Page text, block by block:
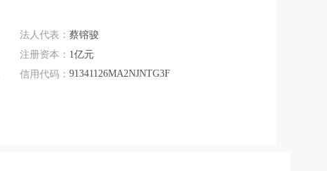
法人代表： 蔡镕骏
注册资本： 1亿元
信用代码： 91341126MA2NJNTG3F